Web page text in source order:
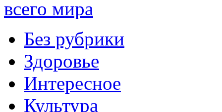
Без рубрики
Здоровье
Интересное
Культура